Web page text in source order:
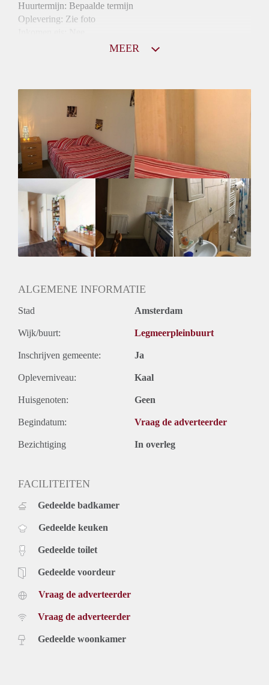
Huurtermijn: Bepaalde termijn
Oplevering: Zie foto
Gedeelde woonkamer: Ja
Huisgenoten: Ja
MEER
ALGEMENE INFORMATIE
Stad Amsterdam
Wijk/buurt: Legmeerpleinbuurt
Inschrijven gemeente: Ja
Opleverniveau: Kaal
Huisgenoten: Geen
Begindatum: Vraag de adverteerder
Bezichtiging In overleg
FACILITEITEN
Gedeelde badkamer
Gedeelde keuken
Gedeelde toilet
Gedeelde voordeur
Vraag de adverteerder
Vraag de adverteerder
Gedeelde woonkamer